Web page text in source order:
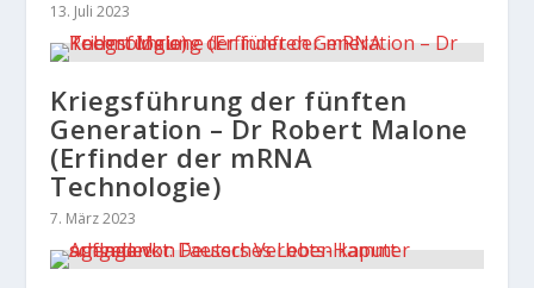
13. Juli 2023
Kriegsführung der fünften
Generation – Dr Robert Malone
(Erfinder der mRNA
Technologie)
7. März 2023